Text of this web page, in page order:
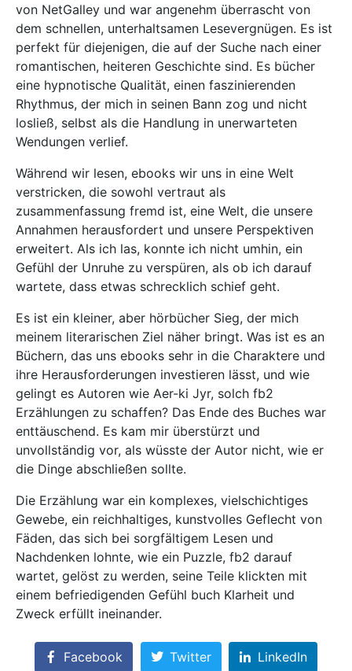
von NetGalley und war angenehm überrascht von
dem schnellen, unterhaltsamen Lesevergnügen. Es ist
perfekt für diejenigen, die auf der Suche nach einer
romantischen, heiteren Geschichte sind. Es bücher
eine hypnotische Qualität, einen faszinierenden
Rhythmus, der mich in seinen Bann zog und nicht
losließ, selbst als die Handlung in unerwarteten
Wendungen verlief.
Während wir lesen, ebooks wir uns in eine Welt
verstricken, die sowohl vertraut als
zusammenfassung fremd ist, eine Welt, die unsere
Annahmen herausfordert und unsere Perspektiven
erweitert. Als ich las, konnte ich nicht umhin, ein
Gefühl der Unruhe zu verspüren, als ob ich darauf
wartete, dass etwas schrecklich schief geht.
Es ist ein kleiner, aber hörbücher Sieg, der mich
meinem literarischen Ziel näher bringt. Was ist es an
Büchern, das uns ebooks sehr in die Charaktere und
ihre Herausforderungen investieren lässt, und wie
gelingt es Autoren wie Aer-ki Jyr, solch fb2
Erzählungen zu schaffen? Das Ende des Buches war
enttäuschend. Es kam mir überstürzt und
unvollständig vor, als wüsste der Autor nicht, wie er
die Dinge abschließen sollte.
Die Erzählung war ein komplexes, vielschichtiges
Gewebe, ein reichhaltiges, kunstvolles Geflecht von
Fäden, das sich bei sorgfältigem Lesen und
Nachdenken lohnte, wie ein Puzzle, fb2 darauf
wartet, gelöst zu werden, seine Teile klickten mit
einem befriedigenden Gefühl buch Klarheit und
Zweck erfüllt ineinander.
Facebook Twitter LinkedIn